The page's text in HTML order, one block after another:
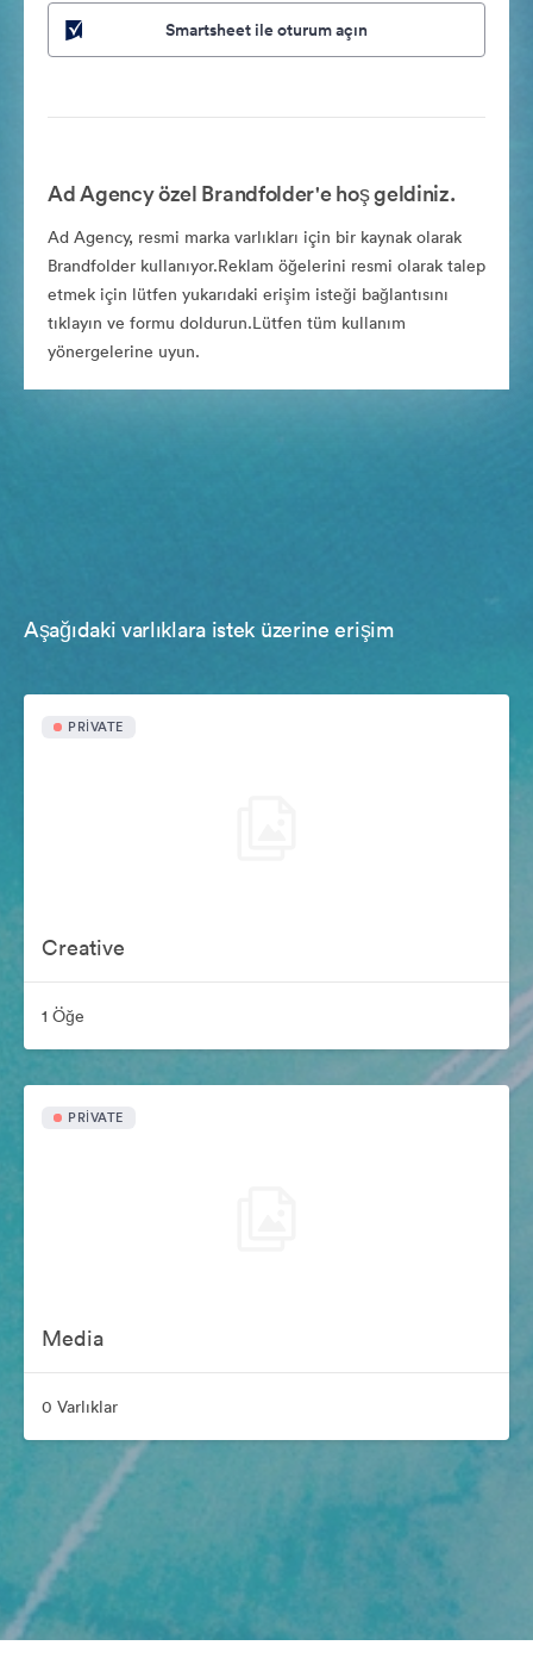
Smartsheet ile oturum açın
Ad Agency özel Brandfolder'e hoş geldiniz.
Ad Agency, resmi marka varlıkları için bir kaynak olarak
Brandfolder kullanıyor.Reklam öğelerini resmi olarak talep
etmek için lütfen yukarıdaki erişim isteği bağlantısını
tıklayın ve formu doldurun.Lütfen tüm kullanım
yönergelerine uyun.
Aşağıdaki varlıklara istek üzerine erişim
PRIVATE
Creative
1 Öğe
PRIVATE
Media
0 Varlıklar